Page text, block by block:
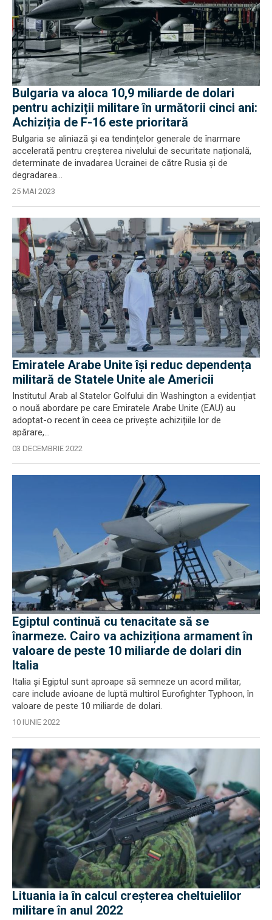
Bulgaria va aloca 10,9 miliarde de dolari
pentru achiziții militare în următorii cinci ani:
Achiziția de F-16 este prioritară
Bulgaria se aliniază și ea tendințelor generale de înarmare
accelerată pentru creșterea nivelului de securitate națională,
determinate de invadarea Ucrainei de către Rusia și de
degradarea...
25 MAI 2023
Emiratele Arabe Unite își reduc dependența
militară de Statele Unite ale Americii
Institutul Arab al Statelor Golfului din Washington a evidențiat
o nouă abordare pe care Emiratele Arabe Unite (EAU) au
adoptat-o ​​recent în ceea ce privește achizițiile lor de
apărare,...
03 DECEMBRIE 2022
Egiptul continuă cu tenacitate să se
înarmeze. Cairo va achiziționa armament în
valoare de peste 10 miliarde de dolari din
Italia
Italia și Egiptul sunt aproape să semneze un acord militar,
care include avioane de luptă multirol Eurofighter Typhoon, în
valoare de peste 10 miliarde de dolari.
10 IUNIE 2022
Lituania ia în calcul creșterea cheltuielilor
militare în anul 2022